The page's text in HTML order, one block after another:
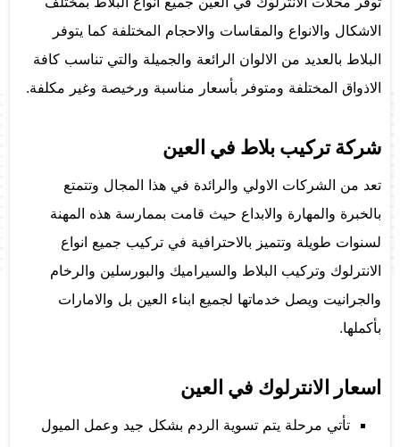
الاشكال والانواع والمقاسات والاحجام المختلفة كما يتوفر
البلاط بالعديد من الالوان الرائعة والجميلة والتي تناسب كافة
الاذواق المختلفة ومتوفر بأسعار مناسبة ورخيصة وغير مكلفة.
شركة تركيب بلاط في العين
تعد من الشركات الاولي والرائدة في هذا المجال وتتمتع
بالخبرة والمهارة والابداع حيث قامت بممارسة هذه المهنة
لسنوات طويلة وتتميز بالاحترافية في تركيب جميع انواع
الانترلوك وتركيب البلاط والسيراميك والبورسلين والرخام
والجرانيت ويصل خدماتها لجميع ابناء العين بل والامارات
بأكملها.
اسعار الانترلوك في العين
تأتي مرحلة يتم تسوية الردم بشكل جيد وعمل الميول